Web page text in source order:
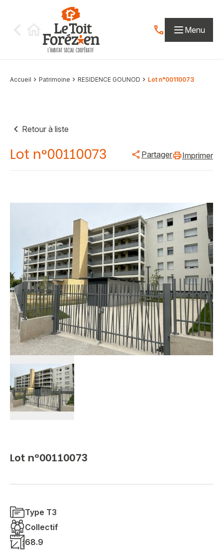
Contactez-nous
Menu
Accueil Patrimoine RESIDENCE GOUNOD Lot n°00110073
Retour à liste
Lot n°00110073 Partager Imprimer
Lot n°00110073
Type T3
Collectif
68.9